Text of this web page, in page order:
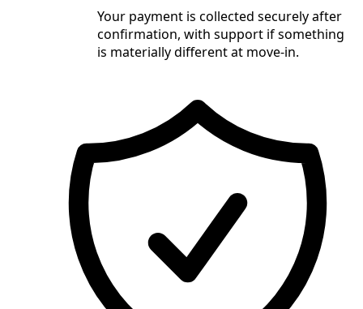
Your payment is collected securely after
confirmation, with support if something
is materially different at move-in.